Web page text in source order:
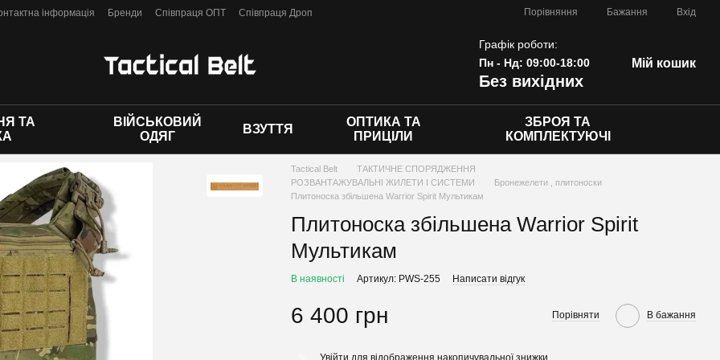
інформація Бренди Співпраця ОПТ
Співпраця Дроп
Порівняння Бажання Вхід
Графік роботи:
Пн - Нд: 09:00-18:00
Без вихідних
Мій кошик
ТА
ВІЙСЬКОВИЙ
ОДЯГ
ВЗУТТЯ
ОПТИКА ТА
ПРИЦІЛИ
ЗБРОЯ ТА
КОМПЛЕКТУЮЧІ
Tactical Belt
ТАКТИЧНЕ СПОРЯДЖЕННЯ
РОЗВАНТАЖУВАЛЬНІ ЖИЛЕТИ І СИСТЕМИ
Бронежелети , плитоноски
Плитоноска збільшена Warrior Spirit Мультикам
Плитоноска збільшена Warrior Spirit
Мультикам
В наявності Артикул: PWS-255 Написати відгук
6 400 грн Порівняти В бажання
Увійти для відображення накопичувальної знижки